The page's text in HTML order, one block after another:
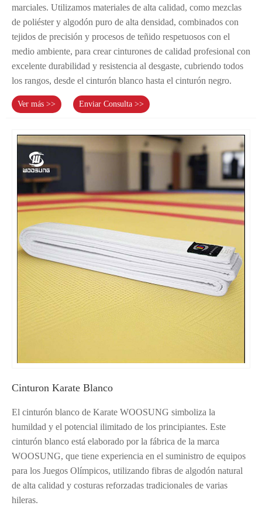
marciales. Utilizamos materiales de alta calidad, como mezclas
de poliéster y algodón puro de alta densidad, combinados con
tejidos de precisión y procesos de teñido respetuosos con el
medio ambiente, para crear cinturones de calidad profesional con
excelente durabilidad y resistencia al desgaste, cubriendo todos
los rangos, desde el cinturón blanco hasta el cinturón negro.
Ver más >> Enviar Consulta >>
Cinturon Karate Blanco
El cinturón blanco de Karate WOOSUNG simboliza la
humildad y el potencial ilimitado de los principiantes. Este
cinturón blanco está elaborado por la fábrica de la marca
WOOSUNG, que tiene experiencia en el suministro de equipos
para los Juegos Olímpicos, utilizando fibras de algodón natural
de alta calidad y costuras reforzadas tradicionales de varias
hileras.